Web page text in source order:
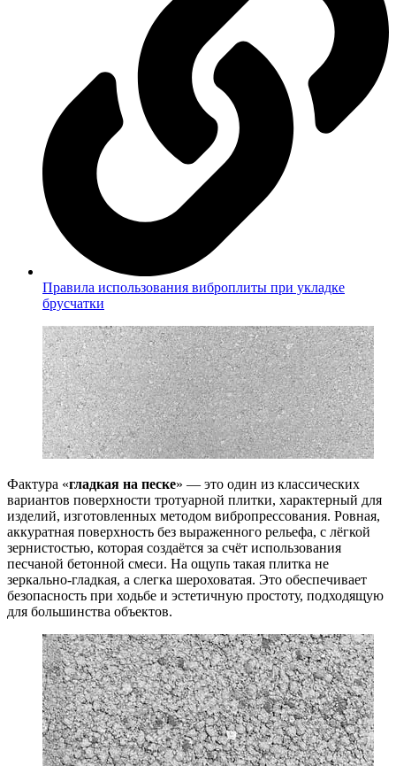
Правила использования виброплиты при укладке
брусчатки
Фактура «гладкая на песке» — это один из классических
вариантов поверхности тротуарной плитки, характерный для
изделий, изготовленных методом вибропрессования. Ровная,
аккуратная поверхность без выраженного рельефа, с лёгкой
зернистостью, которая создаётся за счёт использования
песчаной бетонной смеси. На ощупь такая плитка не
зеркально-гладкая, а слегка шероховатая. Это обеспечивает
безопасность при ходьбе и эстетичную простоту, подходящую
для большинства объектов.